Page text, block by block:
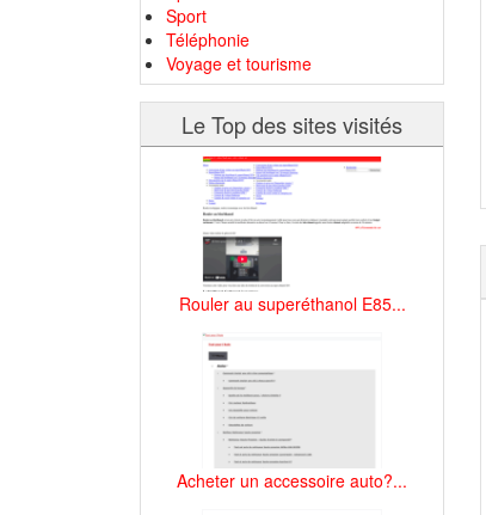
Sport
Téléphonie
Voyage et tourisme
Le Top des sites visités
Rouler au superéthanol E85...
Acheter un accessoire auto?...